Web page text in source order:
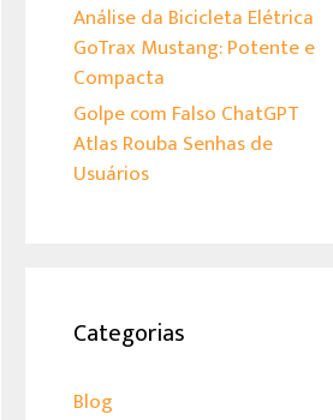
Análise da Bicicleta Elétrica
GoTrax Mustang: Potente e
Compacta
Golpe com Falso ChatGPT
Atlas Rouba Senhas de
Usuários
Categorias
Blog